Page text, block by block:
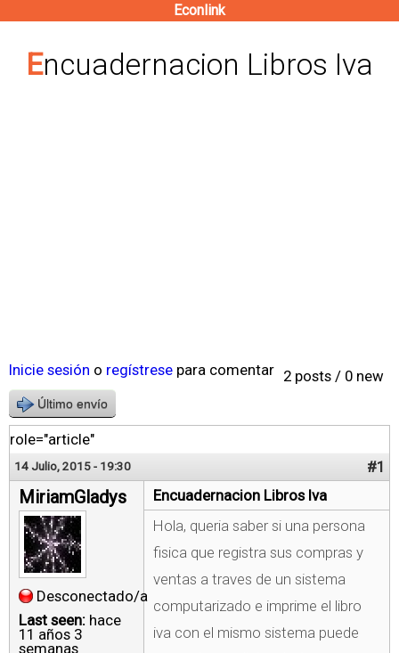
contenido
Econlink
Encuadernacion Libros Iva
2 posts / 0 new
Inicie sesión o regístrese para comentar
Último envío
role="article"
14 Julio, 2015 - 19:30 #1
MiriamGladys
Desconectado/a
Last seen: hace
11 años 3
semanas
Encuadernacion Libros Iva
Hola, queria saber si una persona
fisica que registra sus compras y
ventas a traves de un sistema
computarizado e imprime el libro
iva con el mismo sistema puede